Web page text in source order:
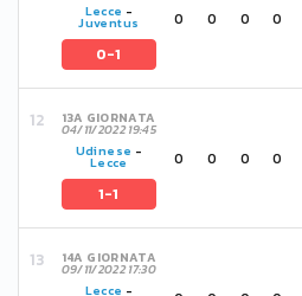
Lecce -
Juventus
0-1
0 0 0 0
13A GIORNATA
04/11/2022 19:45
Udinese -
Lecce
1-1
0 0 0 0
14A GIORNATA
09/11/2022 17:30
Lecce -